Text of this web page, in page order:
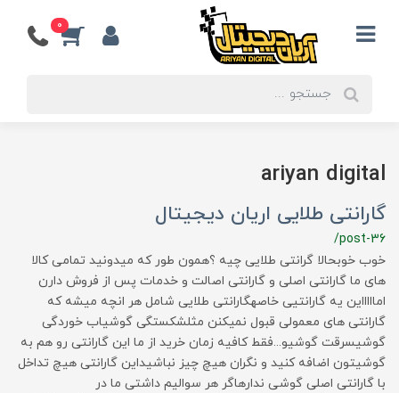
0
ariyan digital
گارانتی طلایی اریان دیجیتال
/post-36
خوب خوبحالا گرانتی طلایی چیه ؟همون طور که میدونید تمامی کالا
های ما گارانتی اصلی و گارانتی اصالت و خدمات پس از فروش دارن
اماااااین یه گارانتیی خاصهگارانتی طلایی شامل هر انچه میشه که
گارانتی های معمولی قبول نمیکنن مثلشکستگی گوشیاب خوردگی
گوشیسرقت گوشیو...فقط کافیه زمان خرید از ما این گارانتی رو هم به
گوشیتون اضافه کنید و نگران هیچ چیز نباشیداین گارانتی هیچ تداخل
با گارانتی اصلی گوشی ندارهاگر هر سوالیم داشتی ما در